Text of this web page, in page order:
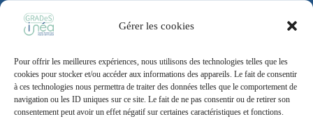
Gérer les cookies
Pour offrir les meilleures expériences, nous utilisons des technologies telles que les
cookies pour stocker et/ou accéder aux informations des appareils. Le fait de consentir
à ces technologies nous permettra de traiter des données telles que le comportement de
navigation ou les ID uniques sur ce site. Le fait de ne pas consentir ou de retirer son
consentement peut avoir un effet négatif sur certaines caractéristiques et fonctions.
Recrutement
Support
Contact